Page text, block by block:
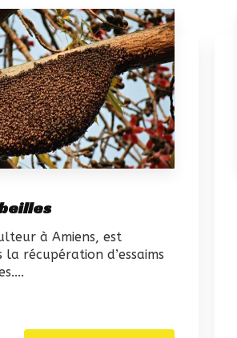
à Amiens, est
la récupération d’essaims